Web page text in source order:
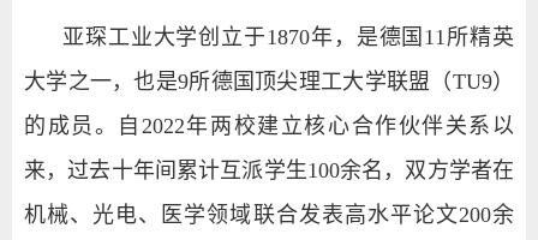
亚琛工业大学创立于1870年，是德国 11所精英
大学之一，也是9所德国顶尖理工大学联盟（TU9）
的成员。自 2022年两校建立核心合作伙伴关系以
来，过去十年间累计互派学生100余名，双方学者在
机械、光电、医学领域联合发表高水平论文200余